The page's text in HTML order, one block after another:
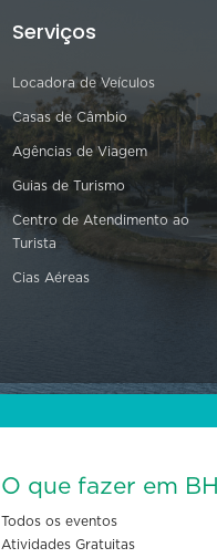
Serviços
Locadora de Veículos
Casas de Câmbio
Agências de Viagem
Guias de Turismo
Centro de Atendimento ao
Turista
Cias Aéreas
O que fazer em BH
Todos os eventos
Atividades Gratuitas